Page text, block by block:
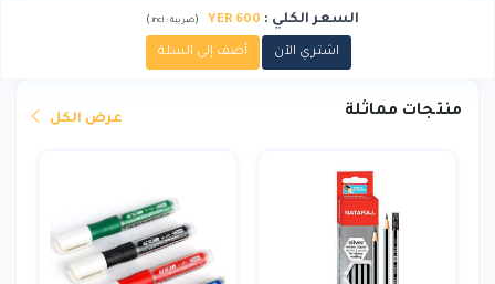
السعر الكلي :
YER 600
(ضريبة : incl.
)
اشتري الآن أضف إلى السلة
منتجات مماثلة عرض الكل